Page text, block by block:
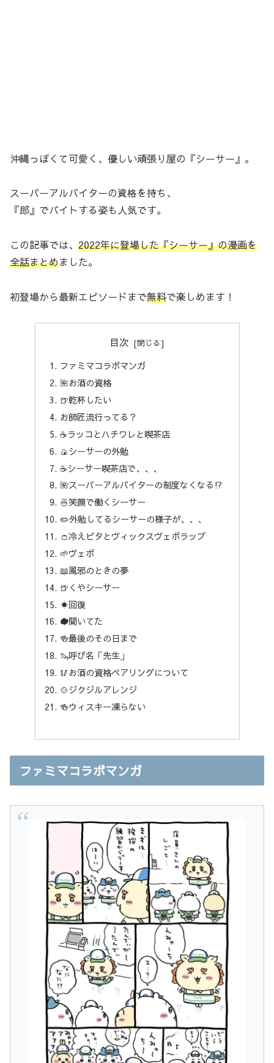
沖縄っぽくて可愛く、優しい頑張り屋の『シーサー』。
スーパーアルバイターの資格を持ち、
『郎』でバイトする姿も人気です。
この記事では、 2022年に登場した『シーサー』の漫画を
全話まとめました。
初登場から最新エピソードまで無料で楽しめます！
目次
ファミマコラボマンガ
🌺お酒の資格
🍺乾杯したい
お師匠流行ってる？
☕️ラッコとハチワレと喫茶店
🍙シーサーの外勉
☕️シーサー喫茶店で、、、
🌺スーパーアルバイターの制度なくなる⁉︎
🍜笑顔で働くシーサー
✏️外勉してるシーサーの様子が、、、
👛冷えピタとヴィックスヴェポラップ
🌱ヴェポ
📖風邪のときの夢
🍺くやシーサー
☀️回復
☁️聞いてた
🍻最後のその日まで
🦦呼び名「先生」
🥢お酒の資格ペアリングについて
🍲ジクジルアレンジ
🍻ウィスキー凍らない
ファミマコラボマンガ